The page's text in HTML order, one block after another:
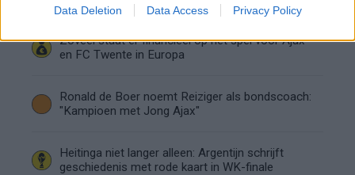
Data Deletion Data Access Privacy Policy
Zoveel staat er financieel op het spel voor Ajax
en FC Twente in Europa
Ronald de Boer noemt Reiziger als bondscoach:
"Kampioen met Jong Ajax"
Heitinga niet langer alleen: Argentijn schrijft
geschiedenis met rode kaart in WK-finale